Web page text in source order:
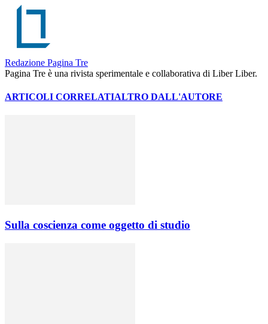
Redazione Pagina Tre
Pagina Tre è una rivista sperimentale e collaborativa di Liber Liber.
ARTICOLI CORRELATIALTRO DALL'AUTORE
Sulla coscienza come oggetto di studio